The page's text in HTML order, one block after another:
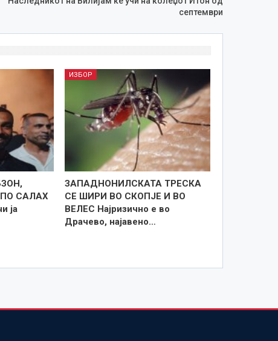
септември
САЛАХ
ја
ИЗБОР
ЗАПАДНОНИЛСКАТА ТРЕСКА
СЕ ШИРИ ВО СКОПЈЕ И ВО
ВЕЛЕС Најризично е во
Драчево, најавено…